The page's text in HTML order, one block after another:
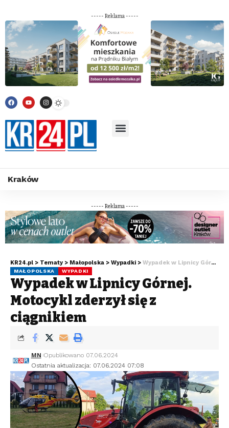
----- Reklama -----
Kraków
----- Reklama -----
KR24.pl > Tematy > Małopolska > Wypadki > Wypadek w Lipnicy Górnej. Motocykl zderzył się z ciągnikiem
MAŁOPOLSKA WYPADKI
Wypadek w Lipnicy Górnej.
Motocykl zderzył się z
ciągnikiem
Ostatnia aktualizacja: 07.06.2024 07:08
MN Opublikowano 07.06.2024